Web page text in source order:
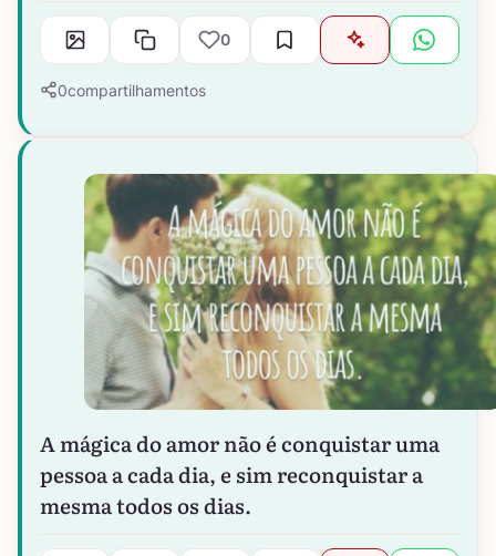
0
0compartilhamentos
A mágica do amor não é conquistar uma
pessoa a cada dia, e sim reconquistar a
mesma todos os dias.